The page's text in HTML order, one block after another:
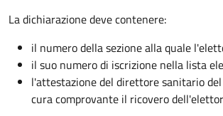
La dichiarazione deve contenere:
il numero della sezione alla quale
il suo numero di iscrizione nella lista
l'attestazione del direttore sanitario
cura comprovante il ricovero